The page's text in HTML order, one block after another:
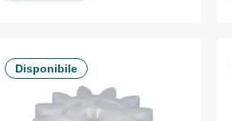
Disponibile